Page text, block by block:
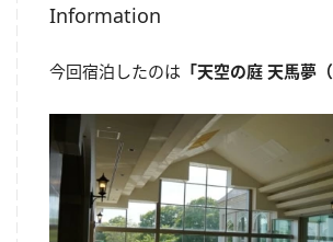
Information
今回宿泊したのは 「天空の庭 天馬夢